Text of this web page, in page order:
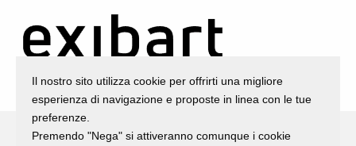
Il nostro sito utilizza cookie per offrirti una migliore
esperienza di navigazione e proposte in linea con le tue
preferenze.
Premendo "Nega" si attiveranno comunque i cookie